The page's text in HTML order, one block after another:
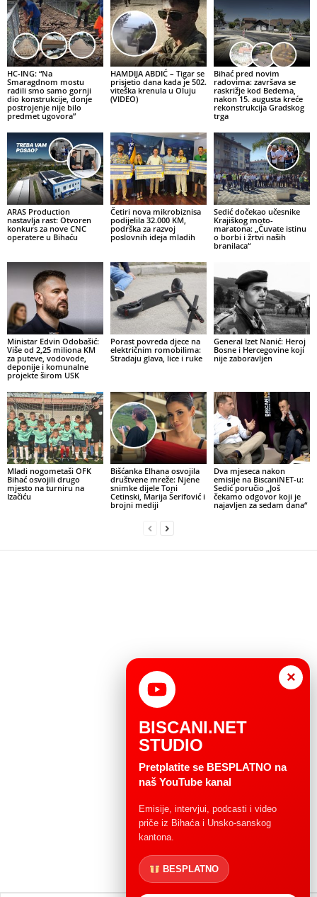
HC-ING: “Na
Smaragdnom mostu
radili smo samo gornji
dio konstrukcije, donje
postrojenje nije bilo
predmet ugovora”
HAMDIJA ABDIĆ – Tigar se
prisjetio dana kada je 502.
viteška krenula u Oluju
(VIDEO)
Bihać pred novim
radovima: završava se
raskrižje kod Bedema,
nakon 15. augusta kreće
rekonstrukcija Gradskog
trga
ARAS Production
nastavlja rast: Otvoren
konkurs za nove CNC
operatere u Bihaću
Četiri nova mikrobiznisa
podijelila 32.000 KM,
podrška za razvoj
poslovnih ideja mladih
Sedić dočekao učesnike
Krajiškog moto-
maratona: „Čuvate istinu
o borbi i žrtvi naših
branilaca“
Ministar Edvin Odobašić:
Više od 2,25 miliona KM
za puteve, vodovode,
deponije i komunalne
projekte širom USK
Porast povreda djece na
električnim romobilima:
Stradaju glava, lice i ruke
General Izet Nanić: Heroj
Bosne i Hercegovine koji
nije zaboravljen
Mladi nogometaši OFK
Bihać osvojili drugo
mjesto na turniru na
Izačiću
Bišćanka Elhana osvojila
društvene mreže: Njene
snimke dijele Toni
Cetinski, Marija Šerifović i
brojni mediji
Dva mjeseca nakon
emisije na BiscaniNET-u:
Sedić poručio „Još
čekamo odgovor koji je
najavljen za sedam dana“
×
BISCANI.NET
STUDIO
Pretplatite se BESPLATNO na
naš YouTube kanal
Emisije, intervjui, podcasti i video
priče iz Bihaća i Unsko-sanskog
kantona.
BESPLATNO